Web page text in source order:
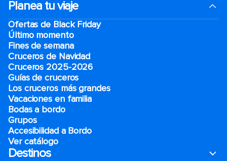
Planea tu viaje
Ofertas de Black Friday
Último momento
Fines de semana
Cruceros de Navidad
Cruceros 2025-2026
Guías de cruceros
Los cruceros más grandes
Vacaciones en familia
Bodas a bordo
Grupos
Accesibilidad a Bordo
Ver catálogo
Destinos